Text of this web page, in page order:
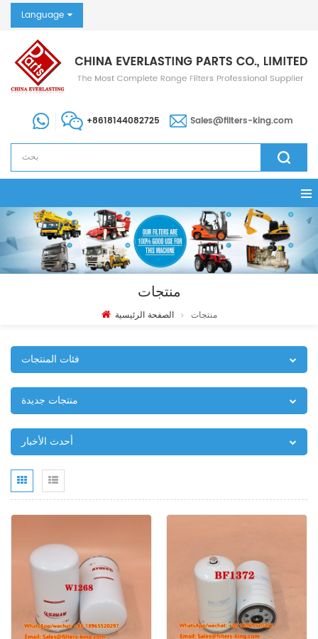
Language
+8618144082725 Sales@filters-king.com
منتجات
الصفحة الرئيسية منتجات
فئات المنتجات
منتجات جديدة
أحدث الأخبار